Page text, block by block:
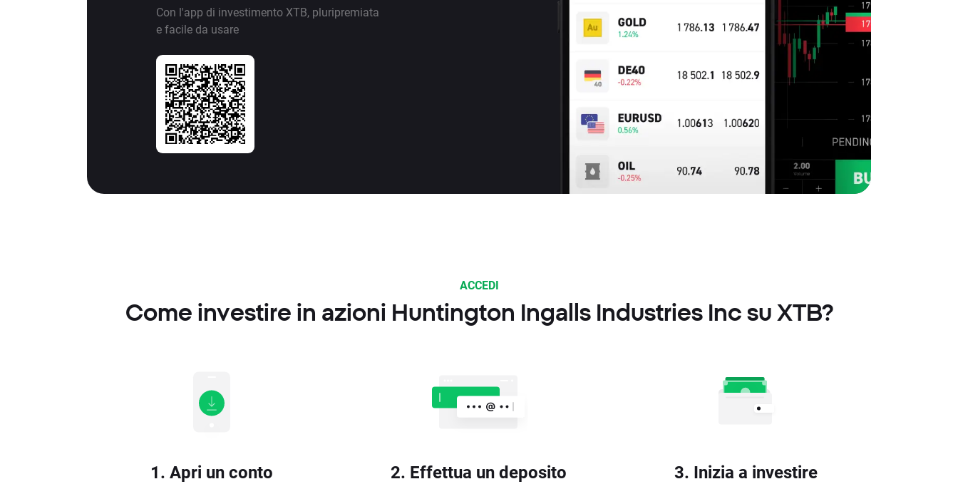
Con l'app di investimento XTB, pluripremiata
e facile da usare
ACCEDI
Come investire in azioni Huntington Ingalls Industries Inc su XTB?
1. Apri un conto 2. Effettua un deposito 3. Inizia a investire